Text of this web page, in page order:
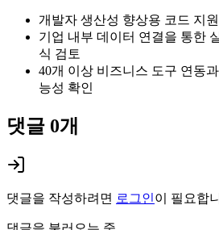
개발자 생산성 향상용 코드 지
기업 내부 데이터 연결을 통한
식 검토
40개 이상 비즈니스 도구 연동
능성 확인
댓글 0개
댓글을 작성하려면 로그인이 필요합